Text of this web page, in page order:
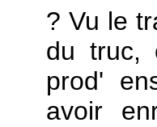
? Vu le
du truc,
prod'
avoir